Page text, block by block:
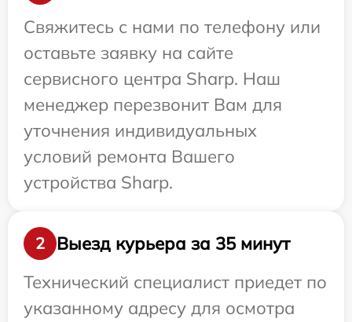
Свяжитесь с нами по телефону или
оставьте заявку на сайте
сервисного центра Sharp. Наш
менеджер перезвонит Вам для
уточнения индивидуальных
условий ремонта Вашего
устройства Sharp.
2
Выезд курьера за 35 минут
Технический специалист приедет по
указанному адресу для осмотра